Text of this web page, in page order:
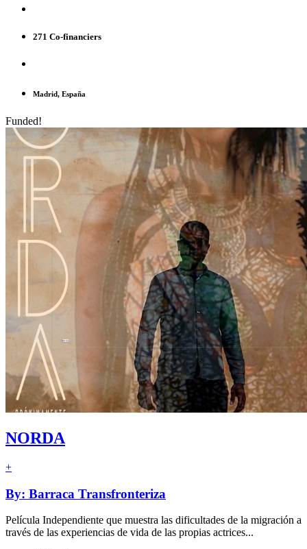
271 Co-financiers
Madrid, España
Funded!
NORDA
+
By: Barraca Transfronteriza
Película Independiente que muestra las dificultades de la migración a
través de las experiencias de vida de las propias actrices...